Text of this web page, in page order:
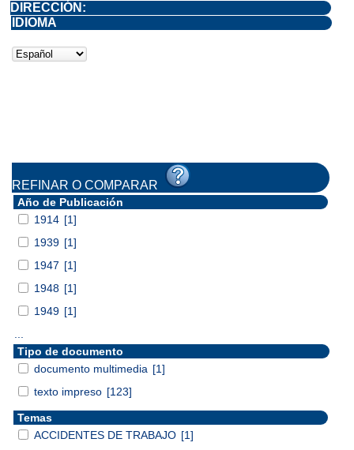
DIRECCIÓN:
IDIOMA
REFINAR O COMPARAR
Año de Publicación
1914 [1]
1939 [1]
1947 [1]
1948 [1]
1949 [1]
Tipo de documento
documento multimedia [1]
texto impreso [123]
Temas
ACCIDENTES DE TRABAJO [1]